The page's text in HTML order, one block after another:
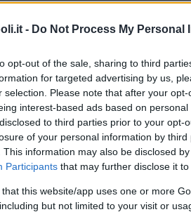
- Do Not Process My Personal
opt-out of the sale, sharing to third
for targeted advertising by us,
selection. Please note that after your
interest-based ads based on
to third parties prior to your opt-
of your personal information by third
This information may also be disclosed
Participants that may further disclose it
that this website/app uses one or more
but not limited to your visit or
Commenti
Tipo
Servizi